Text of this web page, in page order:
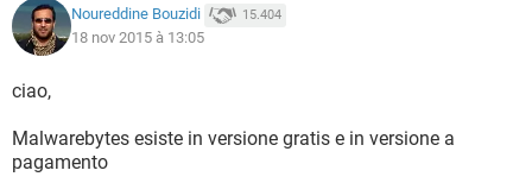
Noureddine Bouzidi 15.404
18 nov 2015 à 13:05
ciao,
Malwarebytes esiste in versione gratis e in versione a
pagamento